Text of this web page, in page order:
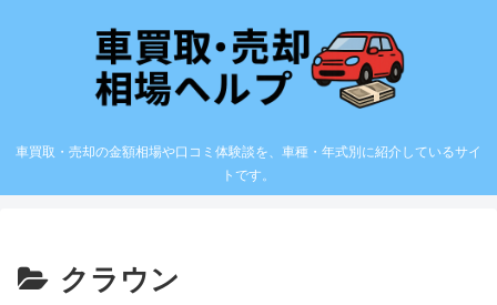
車買取・売却の金額相場や口コミ体験談を、車種・年式別に紹介しているサイ
トです。
クラウン